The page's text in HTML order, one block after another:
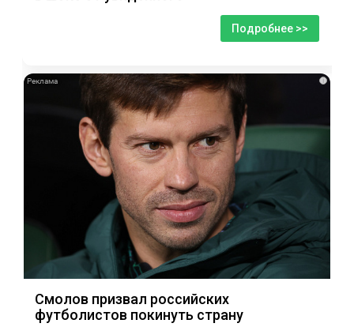
Подробнее >>
i
Смолов призвал российских
футболистов покинуть страну